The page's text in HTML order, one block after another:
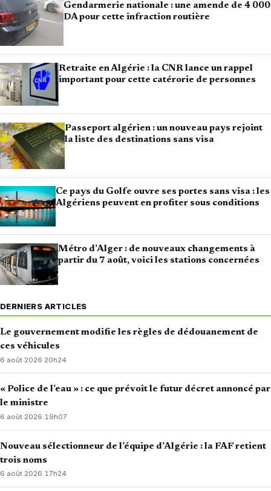
Gendarmerie nationale : une amende de 4 000
DA pour cette infraction routière
Retraite en Algérie : la CNR lance un rappel
important pour cette catérorie de personnes
Passeport algérien : un nouveau pays rejoint
la liste des destinations sans visa
Ce pays du Golfe ouvre ses portes sans visa : les
Algériens peuvent en profiter sous conditions
Métro d’Alger : de nouveaux changements à
partir du 7 août, voici les stations concernées
DERNIERS ARTICLES
Le gouvernement modifie les règles de dédouanement de
ces véhicules
6 août 2026·20h24
« Police de l’eau » : ce que prévoit le futur décret annoncé par
le ministre
6 août 2026·19h07
Nouveau sélectionneur de l’équipe d’Algérie : la FAF retient
trois noms
6 août 2026·17h24